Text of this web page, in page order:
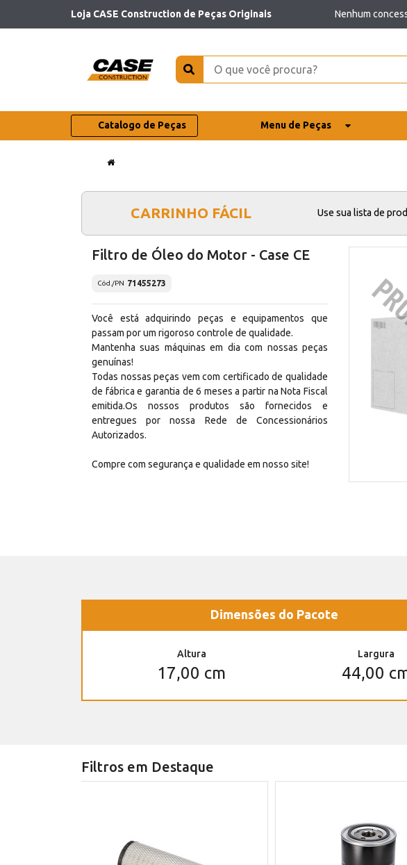
Loja CASE Construction de Peças Originais Nenhum
Catalogo de Peças Menu de Peças
CARRINHO FÁCIL Use sua lista de
Filtro de Óleo do Motor - Case CE
Cód./PN 71455273
Você está adquirindo peças e equipamentos que
passam por um rigoroso controle de qualidade.
Mantenha suas máquinas em dia com nossas peças
genuínas!
Todas nossas peças vem com certificado de qualidade
de fábrica e garantia de 6 meses a partir na Nota Fiscal
emitida.Os nossos produtos são fornecidos e
entregues por nossa Rede de Concessionários
Autorizados.
Compre com segurança e qualidade em nosso site!
Dimensões do Pacote
Altura
17,00 cm
Largura
44,00
Filtros em Destaque